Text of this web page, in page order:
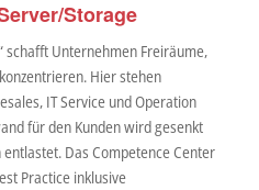
Storage
schafft Unternehmen Freiräume,
Hier stehen
IT Service und Operation
für den Kunden wird gesenkt
Das Competence Center
Practice inklusive